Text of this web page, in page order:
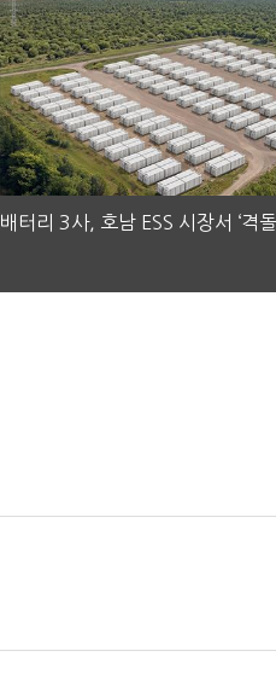
배터리 3사, 호남 ESS 시장서 ‘격돌